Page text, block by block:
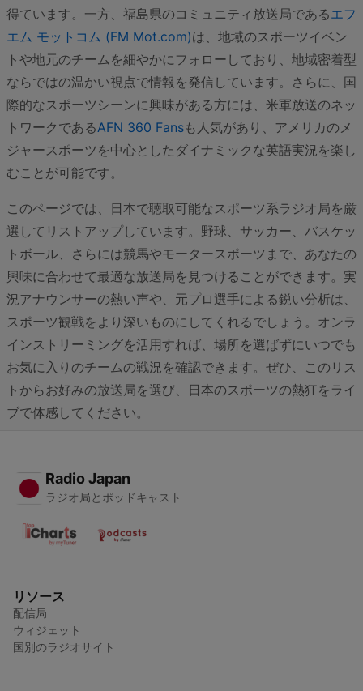
得ています。一方、福島県のコミュニティ放送局であるエフ
エム モットコム (FM Mot.com)は、地域のスポーツイベン
トや地元のチームを細やかにフォローしており、地域密着型
ならではの温かい視点で情報を発信しています。さらに、国
際的なスポーツシーンに興味がある方には、米軍放送のネッ
トワークであるAFN 360 Fansも人気があり、アメリカのメ
ジャースポーツを中心としたダイナミックな英語実況を楽し
むことが可能です。
このページでは、日本で聴取可能なスポーツ系ラジオ局を厳
選してリストアップしています。野球、サッカー、バスケッ
トボール、さらには競馬やモータースポーツまで、あなたの
興味に合わせて最適な放送局を見つけることができます。実
況アナウンサーの熱い声や、元プロ選手による鋭い分析は、
スポーツ観戦をより深いものにしてくれるでしょう。オンラ
インストリーミングを活用すれば、場所を選ばずにいつでも
お気に入りのチームの戦況を確認できます。ぜひ、このリス
トからお好みの放送局を選び、日本のスポーツの熱狂をライ
ブで体感してください。
Radio Japan
ラジオ局とポッドキャスト
リソース
配信局
ウィジェット
国別のラジオサイト